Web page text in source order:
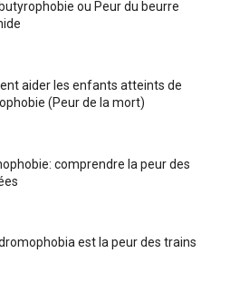
ou Peur du beurre
aider les enfants atteints de
(Peur de la mort)
comprendre la peur des
est la peur des trains